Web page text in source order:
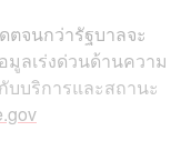
ตจนกว่ารัฐบาลจะ
มูลเร่งด่วนด้านความ
บริการและสถานะ